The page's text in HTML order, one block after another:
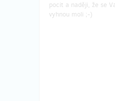
pocit a naději, že se
vyhnou moli ;-)